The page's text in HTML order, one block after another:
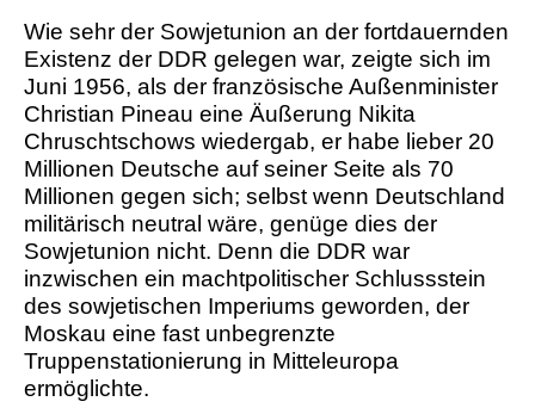
Wie sehr der Sowjetunion an der fortdauernden
Existenz der DDR gelegen war, zeigte sich im
Juni 1956, als der französische Außenminister
Christian Pineau eine Äußerung Nikita
Chruschtschows wiedergab, er habe lieber 20
Millionen Deutsche auf seiner Seite als 70
Millionen gegen sich; selbst wenn Deutschland
militärisch neutral wäre, genüge dies der
Sowjetunion nicht. Denn die DDR war
inzwischen ein machtpolitischer Schlussstein
des sowjetischen Imperiums geworden, der
Moskau eine fast unbegrenzte
Truppenstationierung in Mitteleuropa
ermöglichte.